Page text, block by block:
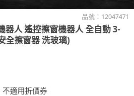
品號： 12047471
器人 遙控擦窗機器人 全自動 3-
全擦窗器 洗玻璃)
不適用折價券